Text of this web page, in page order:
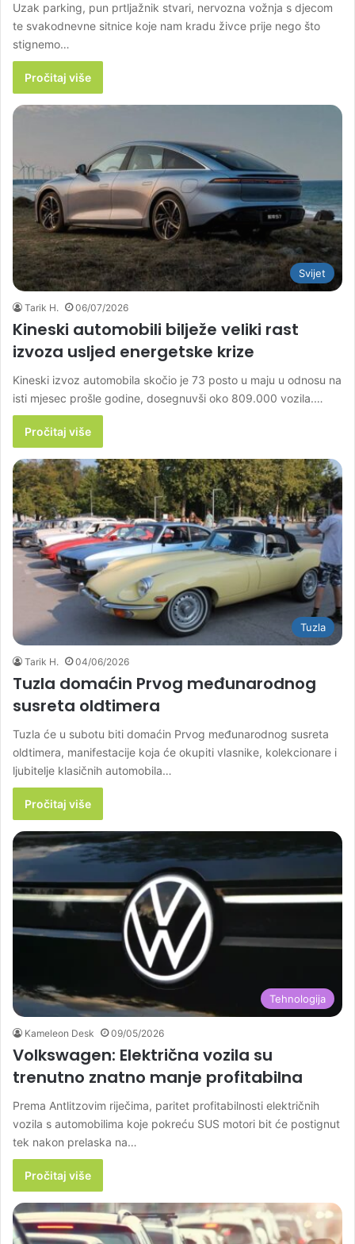
Uzak parking, pun prtljažnik stvari, nervozna vožnja s djecom
te svakodnevne sitnice koje nam kradu živce prije nego što
stignemo…
Pročitaj više
Svijet
Tarik H. 06/07/2026
Kineski automobili bilježe veliki rast
izvoza usljed energetske krize
Kineski izvoz automobila skočio je 73 posto u maju u odnosu na
isti mjesec prošle godine, dosegnuvši oko 809.000 vozila.…
Pročitaj više
Tuzla
Tarik H. 04/06/2026
Tuzla domaćin Prvog međunarodnog
susreta oldtimera
Tuzla će u subotu biti domaćin Prvog međunarodnog susreta
oldtimera, manifestacije koja će okupiti vlasnike, kolekcionare i
ljubitelje klasičnih automobila…
Pročitaj više
Tehnologija
Kameleon Desk 09/05/2026
Volkswagen: Električna vozila su
trenutno znatno manje profitabilna
Prema Antlitzovim riječima, paritet profitabilnosti električnih
vozila s automobilima koje pokreću SUS motori bit će postignut
tek nakon prelaska na…
Pročitaj više